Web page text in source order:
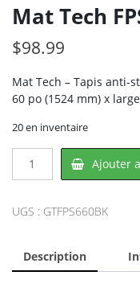
Mat Tech
$98.99
Mat Tech – Tapis anti-
60 po (1524 mm) x
20 en inventaire
Tech
TECH
Ajouter
UGS : GTFPS660BK
Description